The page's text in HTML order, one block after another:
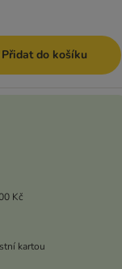
Přidat do košíku
Kč
kartou